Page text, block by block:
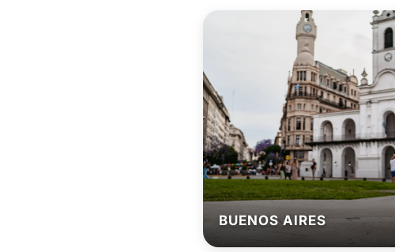
BUENOS AIRES